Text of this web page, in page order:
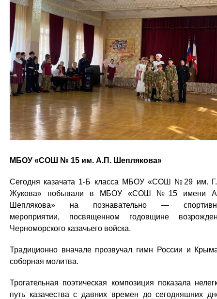
МБОУ «СОШ № 15 им. А.П. Шеплякова»
Сегодня казачата 1-Б класса МБОУ «СОШ №29 им.
Жукова» побывали в МБОУ «СОШ №15 имени
Шеплякова» на познавательно —
мероприятии, посвященном годовщине
Черноморского казачьего войска.
Традиционно вначале прозвучал гимн России и
соборная молитва.
Трогательная поэтическая композиция показала
путь казачества с давних времен до сегодняшних